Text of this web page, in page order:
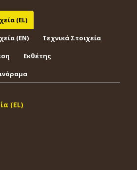
(EL)
(EΝ) Τεχνικά Στοιχεία
Εκθέτης
(EL)